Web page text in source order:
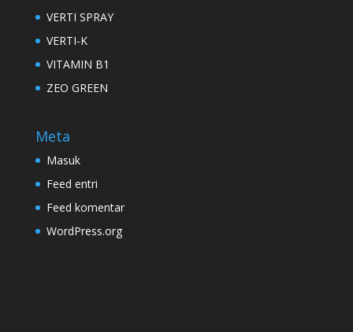
VERTI SPRAY
VERTI-K
VITAMIN B1
ZEO GREEN
Meta
Masuk
Feed entri
Feed komentar
WordPress.org